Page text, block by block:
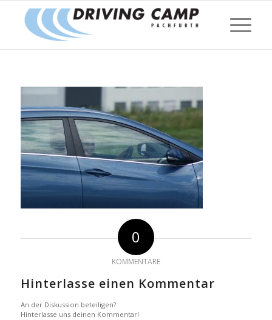
0
KOMMENTARE
Hinterlasse einen Kommentar
An der Diskussion beteiligen?
Hinterlasse uns deinen Kommentar!